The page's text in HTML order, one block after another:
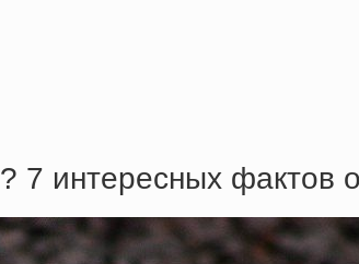
7 интересных фактов